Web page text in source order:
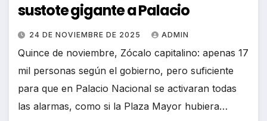
sustote gigante a Palacio
24 DE NOVIEMBRE DE 2025 ADMIN
Quince de noviembre, Zócalo capitalino: apenas 17
mil personas según el gobierno, pero suficiente
para que en Palacio Nacional se activaran todas
las alarmas, como si la Plaza Mayor hubiera…